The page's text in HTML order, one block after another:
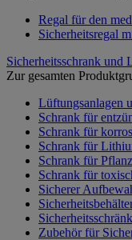
Regal für den
Sicherheitsregal
Sicherheitsschrank und
Zur gesamten
Lüftungsanlagen
Schrank für
Schrank für
Schrank für
Schrank für
Schrank für
Sicherer
Zubehör für